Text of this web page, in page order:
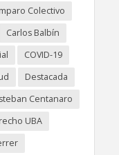
Colectivo
Carlos Balbín
COVID-19
Destacada
Centanaro
UBA